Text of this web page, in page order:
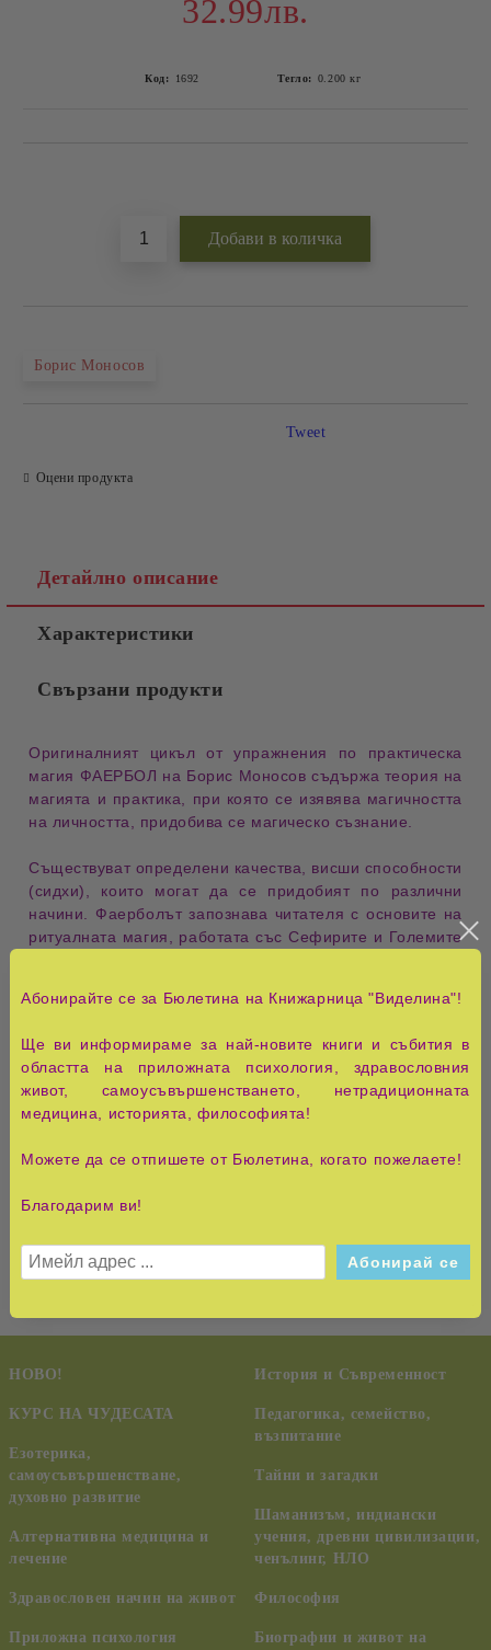
32.99лв.
Код: 1692 Тегло: 0.200 кг
Борис Моносов
Оцени продукта
Tweet
Детайлно описание
Характеристики
Свързани продукти
Оригиналният цикъл от упражнения по практическа
магия ФАЕРБОЛ на Борис Моносов съдържа теория на
магията и практика, при която се изявява магичността
на личността, придобива се магическо съзнание.
Съществуват определени качества, висши способности
(сидхи), които могат да се придобият по различни
начини. Фаерболът запознава читателя с основите на
ритуалната магия, работата със Сефирите и Големите
специалните упражнения, по който вървят адептите на
Сефиротическата магия, наричана също Кабала. За
тази цел е нужно напълно да се откъснете от
привичната си представа за света, да се абстрахирате
практически навици позволяват на всеки да изяви
НОВО!
КУРС НА ЧУДЕСАТА
Езотерика,
самоусъвършенстване,
духовно развитие
Алтернативна медицина и
лечение
Здравословен начин на живот
Приложна психология
История и Съвременност
Педагогика, семейство,
възпитание
Тайни и загадки
Шаманизъм, индиански
учения, древни цивилизации,
ченълинг, НЛО
Философия
Биографии и живот на
Абонирайте се за Бюлетина на Книжарница "Виделина"!
Ще ви информираме за най-новите книги и събития в
областта на приложната психология, здравословния
живот, самоусъвършенстването, нетрадиционната
медицина, историята, философията!
Можете да се отпишете от Бюлетина, когато пожелаете!
Благодарим ви!